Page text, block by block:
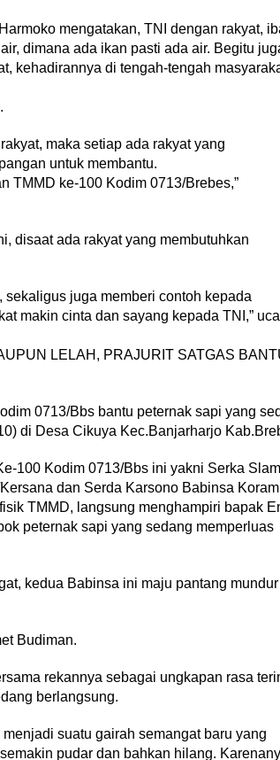
mengatakan, TNI dengan rakyat,
dimana ada ikan pasti ada air. Begitu
kehadirannya di tengah-tengah
maka setiap ada rakyat yang
untuk membantu.
TMMD ke-100 Kodim 0713/Brebes,”
disaat ada rakyat yang membutuhkan
juga memberi contoh kepada
makin cinta dan sayang kepada TNI,”
LELAH, PRAJURIT SATGAS
0713/Bbs bantu peternak sapi yang
di Desa Cikuya Kec.Banjarharjo
100 Kodim 0713/Bbs ini yakni Serka
dan Serda Karsono Babinsa
TMMD, langsung menghampiri bapak
peternak sapi yang sedang memperluas
kedua Babinsa ini maju pantang
Budiman.
rekannya sebagai ungkapan rasa
berlangsung.
suatu gairah semangat baru yang
pudar dan bahkan hilang.